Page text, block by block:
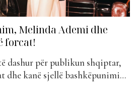
Melinda Ademi dhe
forcat!
dashur për publikun shqiptar,
dhe kanë sjellë bashkëpunimin